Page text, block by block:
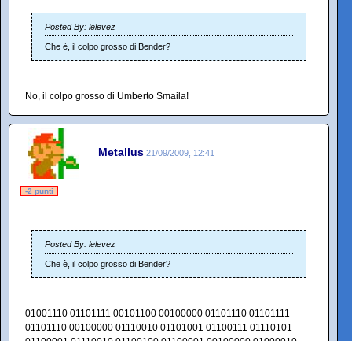
Posted By: lelevez
Che è, il colpo grosso di Bender?
No, il colpo grosso di Umberto Smaila!
Metallus 21/09/2009, 12:41
-2 punti
Posted By: lelevez
Che è, il colpo grosso di Bender?
01001110 01101111 00101100 00100000 01101110 01101111
01101110 00100000 01110010 01101001 01100111 01110101